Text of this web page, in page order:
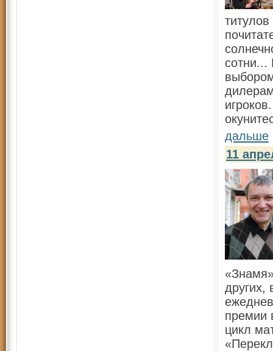
сотни...
дальше
11
других,
премии
цикл